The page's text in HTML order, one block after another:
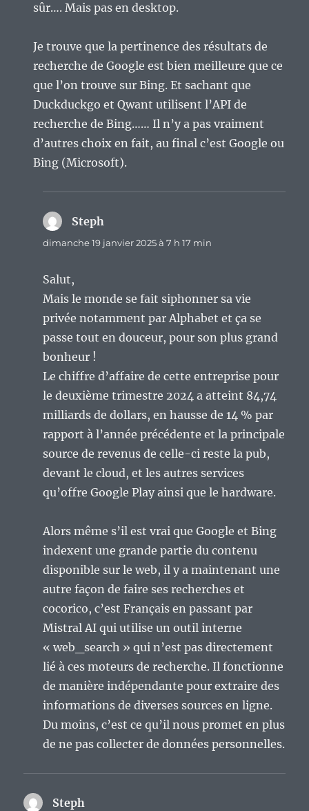
sûr…. Mais pas en desktop.
Je trouve que la pertinence des résultats de
recherche de Google est bien meilleure que ce
que l’on trouve sur Bing. Et sachant que
Duckduckgo et Qwant utilisent l’API de
recherche de Bing…… Il n’y a pas vraiment
d’autres choix en fait, au final c’est Google ou
Bing (Microsoft).
Steph
dimanche 19 janvier 2025 à 7 h 17 min
Salut,
Mais le monde se fait siphonner sa vie
privée notamment par Alphabet et ça se
passe tout en douceur, pour son plus grand
bonheur !
Le chiffre d’affaire de cette entreprise pour
le deuxième trimestre 2024 a atteint 84,74
milliards de dollars, en hausse de 14 % par
rapport à l’année précédente et la principale
source de revenus de celle-ci reste la pub,
devant le cloud, et les autres services
qu’offre Google Play ainsi que le hardware.
Alors même s’il est vrai que Google et Bing
indexent une grande partie du contenu
disponible sur le web, il y a maintenant une
autre façon de faire ses recherches et
cocorico, c’est Français en passant par
Mistral AI qui utilise un outil interne
« web_search » qui n’est pas directement
lié à ces moteurs de recherche. Il fonctionne
de manière indépendante pour extraire des
informations de diverses sources en ligne.
Du moins, c’est ce qu’il nous promet en plus
de ne pas collecter de données personnelles.
Steph